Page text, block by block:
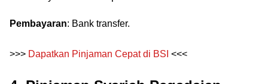
Pembayaran: Bank transfer.
>>> Dapatkan Pinjaman Cepat di BSI <<<